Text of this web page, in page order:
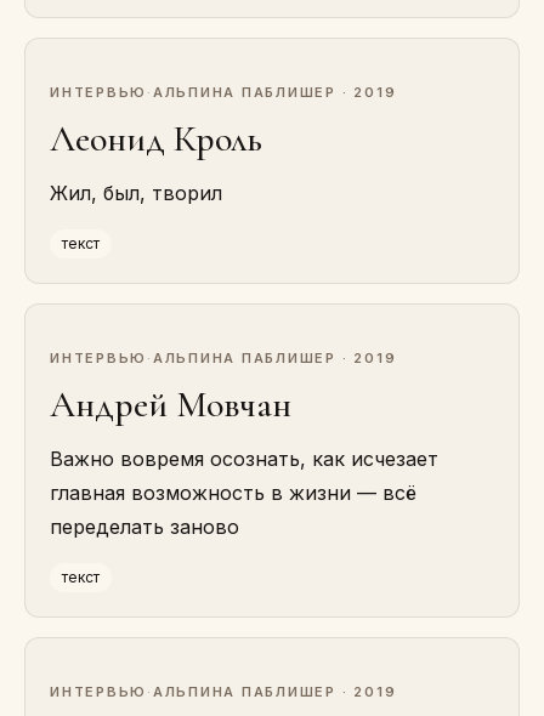
ИНТЕРВЬЮ · АЛЬПИНА ПАБЛИШЕР · 2019
Леонид Кроль
Жил, был, творил
текст
ИНТЕРВЬЮ · АЛЬПИНА ПАБЛИШЕР · 2019
Андрей Мовчан
Важно вовремя осознать, как исчезает
главная возможность в жизни — всё
переделать заново
текст
ИНТЕРВЬЮ · АЛЬПИНА ПАБЛИШЕР · 2019